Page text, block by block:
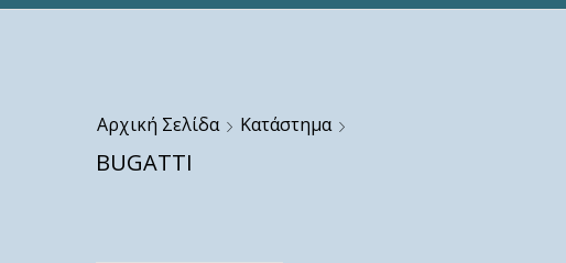
Αρχική Σελίδα Κατάστημα
BUGATTI